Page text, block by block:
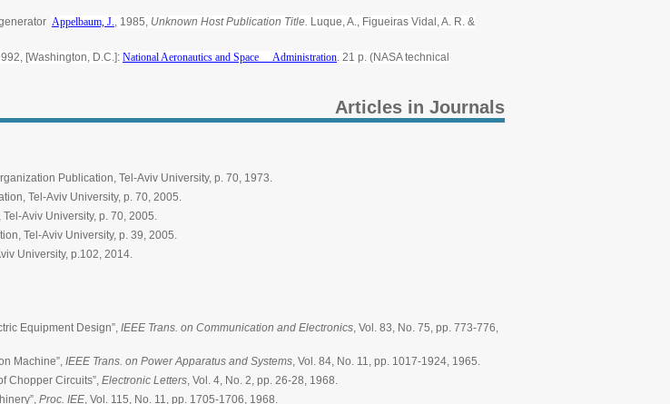
Appelbaum, J., 1985, Unknown Host Publication Title. Luque, A., Figueiras Vidal, A. R. &
[Washington, D.C.]: National Aeronautics and Space Administration. 21 p. (NASA technical
Articles in Journals
Publication, Tel-Aviv University, p. 70, 1973.
Tel-Aviv University, p. 70, 2005.
Aviv University, p. 70, 2005.
Tel-Aviv University, p. 39, 2005.
University, p.102, 2014.
Equipment Design”, IEEE Trans. on Communication and Electronics, Vol. 83, No. 75, pp. 773-776,
Machine”, IEEE Trans. on Power Apparatus and Systems, Vol. 84, No. 11, pp. 1017-1924, 1965.
Chopper Circuits”, Electronic Letters, Vol. 4, No. 2, pp. 26-28, 1968.
Proc. IEE, Vol. 115, No. 11, pp. 1705-1706, 1968.